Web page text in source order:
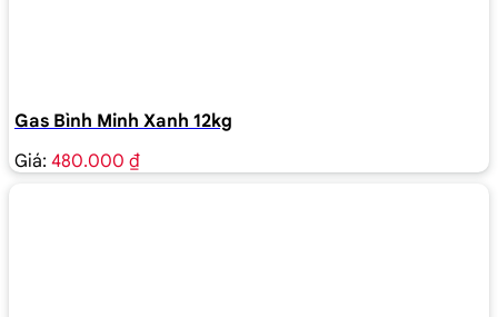
Gas Bình Minh Xanh 12kg
Giá: 480.000 ₫